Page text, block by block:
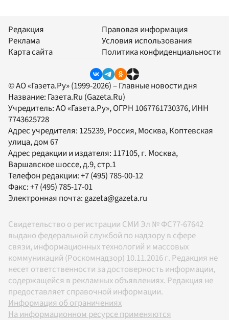
Редакция
Реклама
Карта сайта
Правовая информация
Условия использования
Политика конфиденциальности
© АО «Газета.Ру» (1999-2026) – Главные новости дня
Название: Газета.Ru (Gazeta.Ru)
Учредитель:АО «Газета.Ру», ОГРН 1067761730376, ИНН
7743625728
Адрес учредителя: 125239, Россия, Москва, Коптевская
улица, дом 67
Адрес редакции и издателя: 117105, г. Москва,
Варшавское шоссе, д.9, стр.1
Телефон редакции:+7 (495) 785-00-12
Факс:+7 (495) 785-17-01
Электронная почта:gazeta@gazeta.ru
Свидетельство о регистрации СМИ Эл № ФС77-67642
выдано федеральной службой по надзору в сфере
связи, информационных технологий и массовых
коммуникаций (Роскомнадзор) 10.11.2016 г. Редакция не
несет ответственности за достоверность информации,
содержащейся в рекламных объявлениях. Редакция не
предоставляет справочной информации.
Информация об ограничениях
На информационном ресурсе применяются